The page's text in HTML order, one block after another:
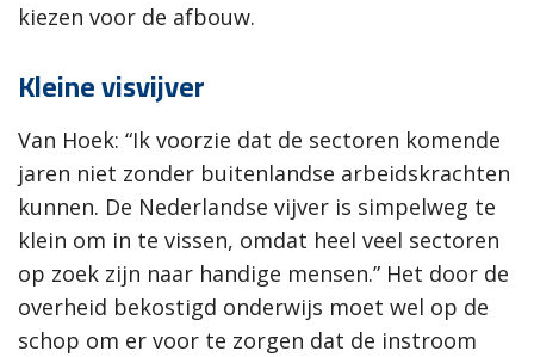
kiezen voor de afbouw.
Kleine visvijver
Van Hoek: “Ik voorzie dat de sectoren komende
jaren niet zonder buitenlandse arbeidskrachten
kunnen. De Nederlandse vijver is simpelweg te
klein om in te vissen, omdat heel veel sectoren
op zoek zijn naar handige mensen.” Het door de
overheid bekostigd onderwijs moet wel op de
schop om er voor te zorgen dat de instroom